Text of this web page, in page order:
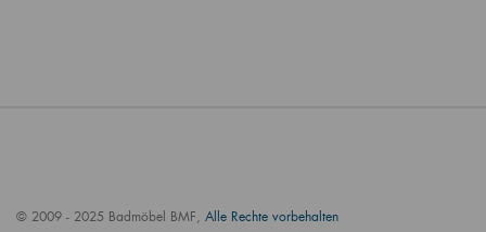
© 2009 - 2025 Badmöbel BMF, Alle Rechte vorbehalten